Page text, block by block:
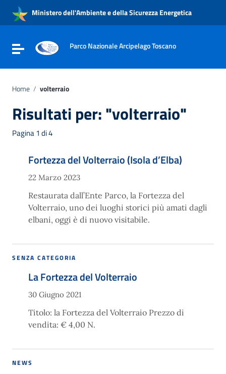
Vai al menu di navigazione
Vai al footer
Ministero dell'Ambiente e della Sicurezza Energetica
Attiva / disattiva la navigazione
Parco Nazionale Arcipelago Toscano
Home / volterraio
Risultati per: "volterraio"
Pagina 1 di 4
Fortezza del Volterraio (Isola d’Elba)
22 Marzo 2023
Restaurata dall’Ente Parco, la Fortezza del
Volterraio, uno dei luoghi storici più amati dagli
elbani, oggi è di nuovo visitabile.
SENZA CATEGORIA
La Fortezza del Volterraio
30 Giugno 2021
Titolo: la Fortezza del Volterraio Prezzo di
vendita: € 4,00 N.
NEWS